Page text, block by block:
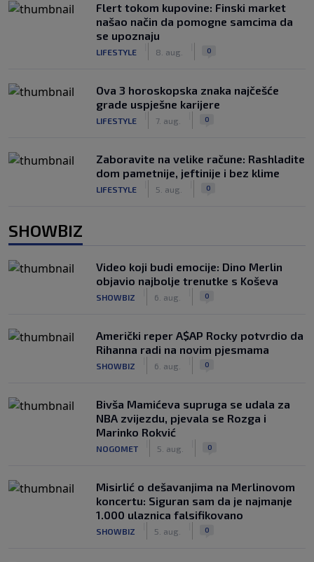
Flert tokom kupovine: Finski market
našao način da pomogne samcima da
se upoznaju
LIFESTYLE 8. aug. 0
Ova 3 horoskopska znaka najčešće
grade uspješne karijere
LIFESTYLE 7. aug. 0
Zaboravite na velike račune: Rashladite
dom pametnije, jeftinije i bez klime
LIFESTYLE 5. aug. 0
SHOWBIZ
Video koji budi emocije: Dino Merlin
objavio najbolje trenutke s Koševa
SHOWBIZ 6. aug. 0
Američki reper A$AP Rocky potvrdio da
Rihanna radi na novim pjesmama
SHOWBIZ 6. aug. 0
Bivša Mamićeva supruga se udala za
NBA zvijezdu, pjevala se Rozga i
Marinko Rokvić
NOGOMET 5. aug. 0
Misirlić o dešavanjima na Merlinovom
koncertu: Siguran sam da je najmanje
1.000 ulaznica falsifikovano
SHOWBIZ 5. aug. 0